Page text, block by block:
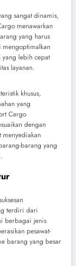
sangat dinamis,
menawarkan
yang harus
mengoptimalkan
yang lebih cepat
layanan.
khusus,
yang
Cargo
dengan
barang yang
terdiri dari
berbagai jenis
pesawat-
barang yang besar